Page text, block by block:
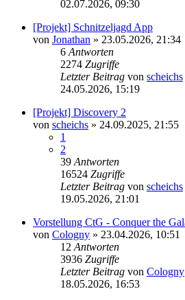
02.07.2026, 09:30
[Projekt] Schnitzeljagd App
von Jonathan » 23.05.2026, 21:34
6 Antworten
2274 Zugriffe
Letzter Beitrag von scheichs
24.05.2026, 15:19
[Projekt] Discovery 2
von scheichs » 24.09.2025, 21:55
1
2
39 Antworten
16524 Zugriffe
Letzter Beitrag von scheichs
19.05.2026, 21:01
Vorstellung CtG - Conquer the
von Cologny » 23.04.2026, 10:51
12 Antworten
3936 Zugriffe
Letzter Beitrag von Cologny
18.05.2026, 16:53